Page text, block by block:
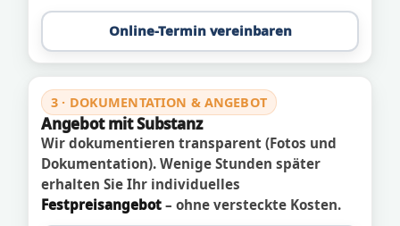
Online-Termin vereinbaren
3 · DOKUMENTATION & ANGEBOT
Angebot mit Substanz
Wir dokumentieren transparent (Fotos und
Dokumentation). Wenige Stunden später
erhalten Sie Ihr individuelles
Festpreisangebot – ohne versteckte Kosten.